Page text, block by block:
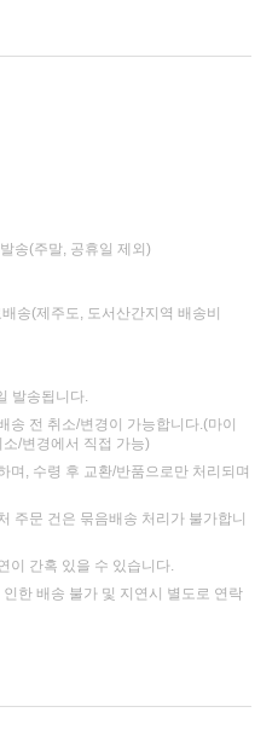
송(주말, 공휴일 제외)
송(제주도, 도서산간지역 배송비
발송됩니다.
송 전 취소/변경이 가능합니다.(마이
/변경에서 직접 가능)
며, 수령 후 교환/반품으로만 처리되며
주문 건은 묶음배송 처리가 불가합니
이 간혹 있을 수 있습니다.
한 배송 불가 및 지연시 별도로 연락